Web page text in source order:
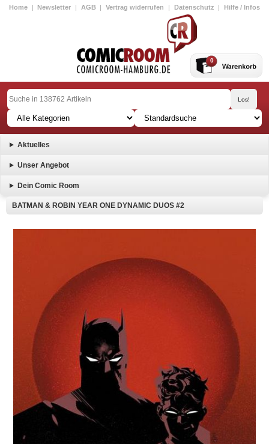
Home | Newsletter | AGB | Vertrag widerrufen | Datenschutz | Hilfe / Infos
0
Aktuelles
Unser Angebot
Dein Comic Room
BATMAN & ROBIN YEAR ONE DYNAMIC DUOS #2